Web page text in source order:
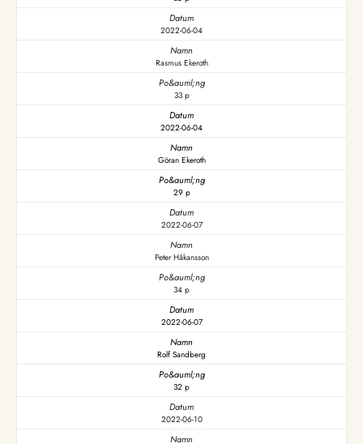
2022-06-04
Rasmus Ekeroth
33 p
2022-06-04
Göran Ekeroth
29 p
2022-06-07
Peter Håkansson
34 p
2022-06-07
Rolf Sandberg
32 p
2022-06-10